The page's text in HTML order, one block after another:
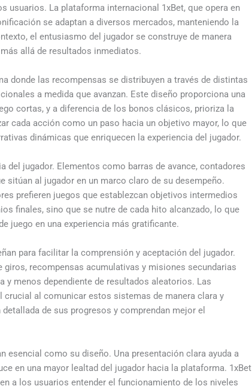
usuarios. La plataforma internacional 1xBet, que opera en
se adaptan a diversos mercados, manteniendo la
el entusiasmo del jugador se construye de manera
allá de resultados inmediatos.
donde las recompensas se distribuyen a través de distintas
a medida que avanzan. Este diseño proporciona una
cortas, y a diferencia de los bonos clásicos, prioriza la
cada acción como un paso hacia un objetivo mayor, lo que
dinámicas que enriquecen la experiencia del jugador.
del jugador. Elementos como barras de avance, contadores
al jugador en un marco claro de su desempeño.
prefieren juegos que establezcan objetivos intermedios
finales, sino que se nutre de cada hito alcanzado, lo que
juego en una experiencia más gratificante.
para facilitar la comprensión y aceptación del jugador.
recompensas acumulativas y misiones secundarias
y menos dependiente de resultados aleatorios. Las
crucial al comunicar estos sistemas de manera clara y
de sus progresos y comprendan mejor el
como su diseño. Una presentación clara ayuda a
en una mayor lealtad del jugador hacia la plataforma. 1xBet
a los usuarios entender el funcionamiento de los niveles